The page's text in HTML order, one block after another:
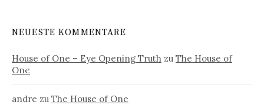
NEUESTE KOMMENTARE
House of One – Eye Opening Truth zu The House of
One
andre zu The House of One